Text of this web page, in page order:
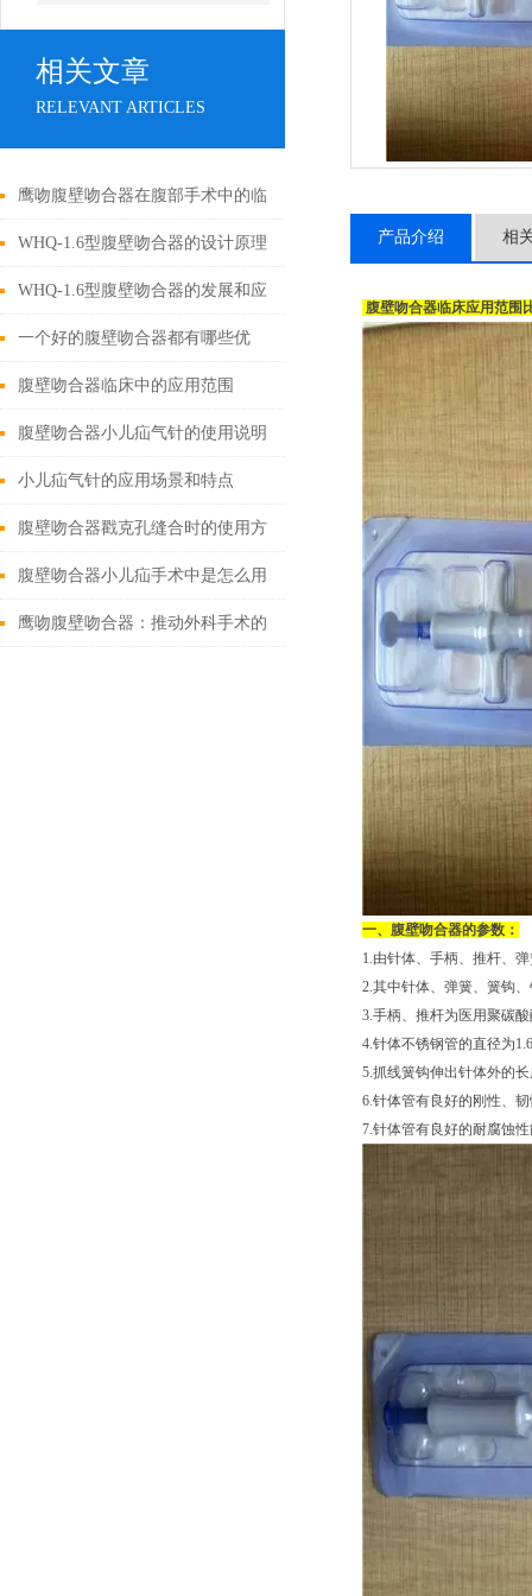
相关文章
RELEVANT ARTICLES
鹰吻腹壁吻合器在腹部手术中的临
床应用
WHQ-1.6型腹壁吻合器的设计原理
与应用
WHQ-1.6型腹壁吻合器的发展和应
用为外科手术领域带来了新的可能
性
一个好的腹壁吻合器都有哪些优
点？
腹壁吻合器临床中的应用范围
腹壁吻合器小儿疝气针的使用说明
小儿疝气针的应用场景和特点
腹壁吻合器戳克孔缝合时的使用方
法
腹壁吻合器小儿疝手术中是怎么用
的
鹰吻腹壁吻合器：推动外科手术的
产品介绍 相
腹壁吻合器临床应用范围
一、腹壁吻合器的参数：
1.由针体、手柄、推杆、
2.其中针体、弹簧、簧钩
3.手柄、推杆为医用聚碳
4.针体不锈钢管的直径为
5.抓线簧钩伸出针体外的
6.针体管有良好的刚性、
7.针体管有良好的耐腐蚀